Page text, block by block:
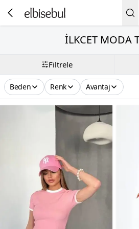
İLKCET MODA
Filtrele
Beden Renk Avantaj